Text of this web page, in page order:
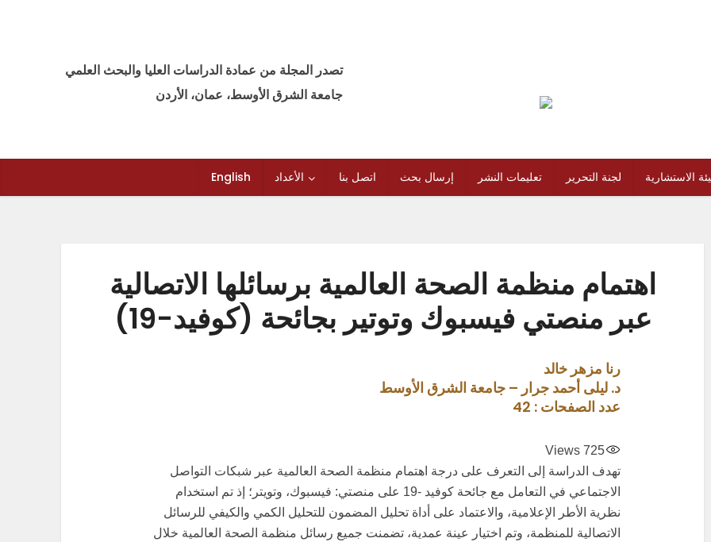
تصدر المجلة من عمادة الدراسات العليا والبحث العلمي
جامعة الشرق الأوسط، عمان، الأردن
الاستشارية لجنة التحرير تعليمات النشر إرسال بحث اتصل بنا الأعداد English
اهتمام منظمة الصحة العالمية برسائلها الاتصالية
عبر منصتي فيسبوك وتوتير بجائحة (كوفيد-19)
رنا مزهر خالد
د. ليلى أحمد جرار – جامعة الشرق الأوسط
عدد الصفحات : 42
725
تهدف الدراسة إلى التعرف على درجة اهتمام منظمة الصحة العالمية عبر شبكات التواصل
الاجتماعي في التعامل مع جائحة كوفيد -19 على منصتي: فيسبوك، وتويتر؛ إذ تم استخدام
نظرية الأطر الإعلامية، والاعتماد على أداة تحليل المضمون للتحليل الكمي والكيفي للرسائل
الاتصالية للمنظمة، وتم اختيار عينة عمدية، تضمنت جميع رسائل منظمة الصحة العالمية خلال